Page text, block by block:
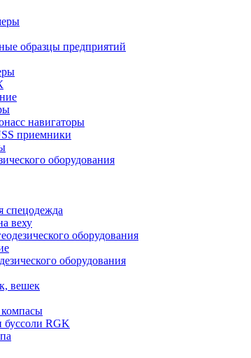
образцы предприятий
навигаторы
приемники
оборудования
спецодежда
веху
оборудования
оборудования
вешек
компасы
буссоли RGK